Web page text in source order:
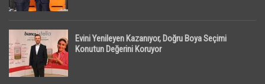
Evini Yenileyen Kazanıyor, Doğru Boya Seçimi
Konutun Değerini Koruyor